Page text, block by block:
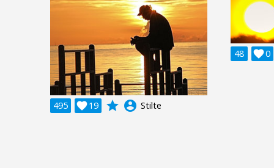
48 0

495 19
 grade account_circle Stilte